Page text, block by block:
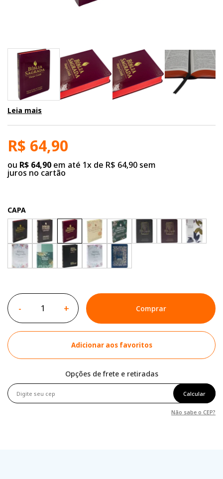
Leia mais
R$ 64,90
ou R$ 64,90 em até 1x de R$ 64,90 sem
juros no cartão
CAPA
- + Comprar
Adicionar aos favoritos
Opções de frete e retiradas
Calcular
Não sabe o CEP?